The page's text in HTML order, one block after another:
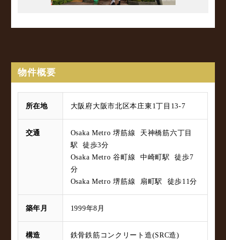
物件概要
所在地 大阪府大阪市北区本庄東1丁目13-7
交通
Osaka Metro 堺筋線 天神橋筋六丁目
駅 徒歩3分
Osaka Metro 谷町線 中崎町駅 徒歩7
分
Osaka Metro 堺筋線 扇町駅 徒歩11分
築年月 1999年8月
構造 鉄骨鉄筋コンクリート造(SRC造)